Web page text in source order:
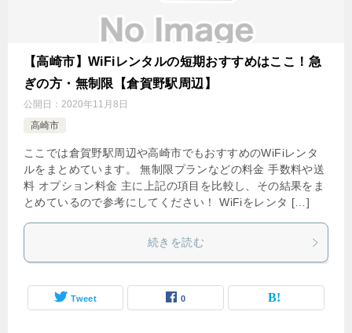
【高崎市】WiFiレンタルの短期おすすめはここ！急
ぎの方・無制限【倉賀野駅周辺】
公開日： 2020年11月8日
高崎市
ここでは倉賀野駅周辺や高崎市でもおすすめのWiFiレンタ
ルをまとめています。 無制限プランなどの料金 手数料や送
料 オプション料金 主に上記の項目を比較し、その結果をま
とめているので参考にしてください！ WiFiをレンタ […]
続きを読む
Tweet 0